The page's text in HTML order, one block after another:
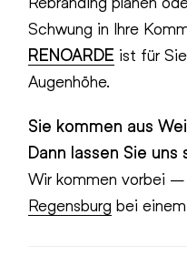
Schwung in Ihre
RENOARDE ist für
Augenhöhe.
Sie kommen aus
Dann lassen Sie uns
Wir kommen vorbei –
Regensburg bei